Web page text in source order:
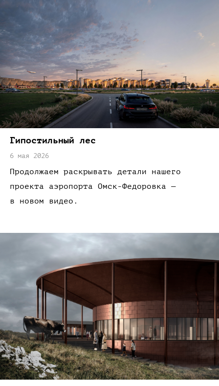
Гипостильный лес
6 мая 2026
Продолжаем раскрывать детали нашего
проекта аэропорта Омск-Федоровка —
в новом
видео.